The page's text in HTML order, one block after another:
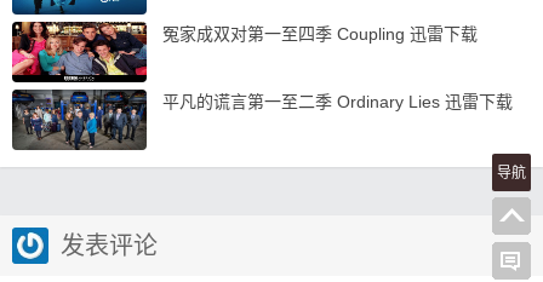
冤家成双对第一至四季 Coupling 迅雷下载
平凡的谎言第一至二季 Ordinary Lies 迅雷下载
发表评论
导航